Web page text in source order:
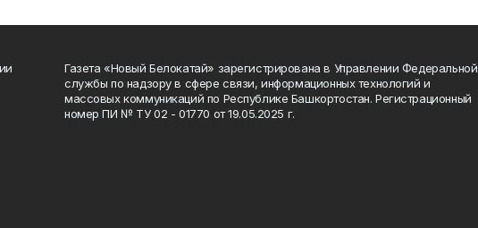
Газета «Новый Белокатай» зарегистрирована в Управлении Федеральной
службы по надзору в сфере связи, информационных технологий и
массовых коммуникаций по Республике Башкортостан. Регистрационный
номер ПИ № ТУ 02 - 01770 от 19.05.2025 г.